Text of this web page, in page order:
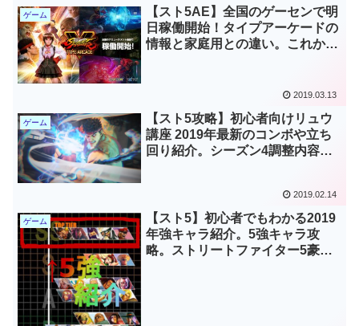
ゲーム
【スト5AE】全国のゲーセンで明
日稼働開始！タイプアーケードの
情報と家庭用との違い。これから
2019.03.13
ゲーム
【スト5攻略】初心者向けリュウ
講座 2019年最新のコンボや立ち
回り紹介。シーズン4調整内容も
2019.02.14
ゲーム
【スト5】初心者でもわかる2019
年強キャラ紹介。5強キャラ攻
略。ストリートファイター5豪